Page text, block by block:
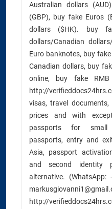
Australian dollars
(GBP), buy fake Euros
dollars ($HK). buy
dollars/Canadian
Euro banknotes, buy
Canadian dollars, buy
online, buy fake RMB
http://
visas, travel
prices and with
passports for small
passports, entry and
Asia, passport
and second identity
alternative.
http://